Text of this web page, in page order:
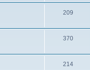
209
370
214